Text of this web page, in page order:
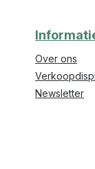
Over ons
Newsletter